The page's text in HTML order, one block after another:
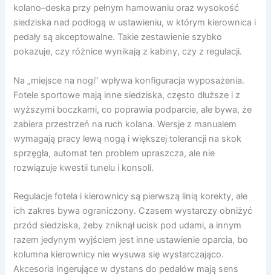
kolano–deska przy pełnym hamowaniu oraz wysokość
siedziska nad podłogą w ustawieniu, w którym kierownica i
pedały są akceptowalne. Takie zestawienie szybko
pokazuje, czy różnice wynikają z kabiny, czy z regulacji.
Na „miejsce na nogi” wpływa konfiguracja wyposażenia.
Fotele sportowe mają inne siedziska, często dłuższe i z
wyższymi boczkami, co poprawia podparcie, ale bywa, że
zabiera przestrzeń na ruch kolana. Wersje z manualem
wymagają pracy lewą nogą i większej tolerancji na skok
sprzęgła, automat ten problem upraszcza, ale nie
rozwiązuje kwestii tunelu i konsoli.
Regulacje fotela i kierownicy są pierwszą linią korekty, ale
ich zakres bywa ograniczony. Czasem wystarczy obniżyć
przód siedziska, żeby zniknął ucisk pod udami, a innym
razem jedynym wyjściem jest inne ustawienie oparcia, bo
kolumna kierownicy nie wysuwa się wystarczająco.
Akcesoria ingerujące w dystans do pedałów mają sens